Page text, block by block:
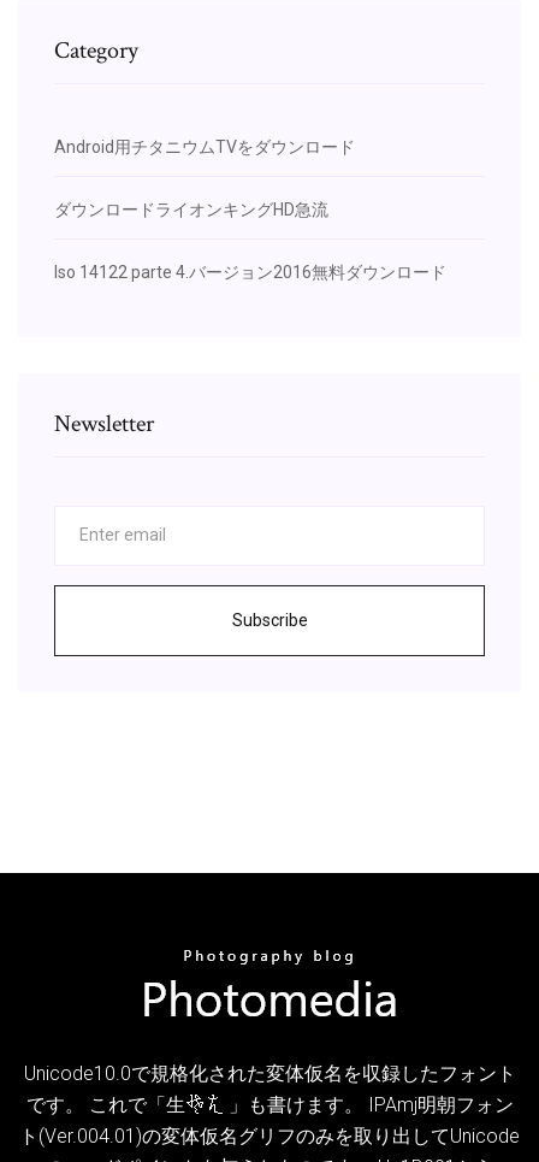
Category
Android用チタニウムTVをダウンロード
ダウンロードライオンキングHD急流
Iso 14122 parte 4.バージョン2016無料ダウンロード
Newsletter
Subscribe
Unicode10.0で規格化された変体仮名を収録したフォント
です。 これで「生𛁛𛂦 」も書けます。 IPAmj明朝フォン
ト(Ver.004.01)の変体仮名グリフのみを取り出してUnicode